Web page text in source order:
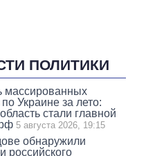
ПОЛИТИКИ
массированных
Украине за лето:
стали главной
5 августа 2026, 19:15
обнаружили
российского